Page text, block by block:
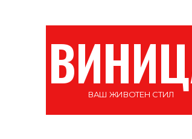
ВАШ ЖИВОТЕН СТИЛ